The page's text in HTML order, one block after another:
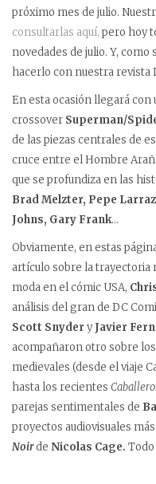
próximo mes de julio.
consultarlas aquí, pero hoy
novedades de julio. Y,
hacerlo con nuestra revista
En esta ocasión llegará con
crossover Superman/
de las piezas centrales de
cruce entre el Hombre
que se profundiza en las
Brad Melzter, Pepe
Johns, Gary Frank…
Obviamente, en estas
artículo sobre la trayectoria
moda en el cómic USA,
análisis del gran de DC
Scott Snyder yJavier
acompañaron otro sobre
medievales (desde el viaje
hasta los recientes
parejas sentimentales de
proyectos audiovisuales
Noirde Nicolas Cage. Todo